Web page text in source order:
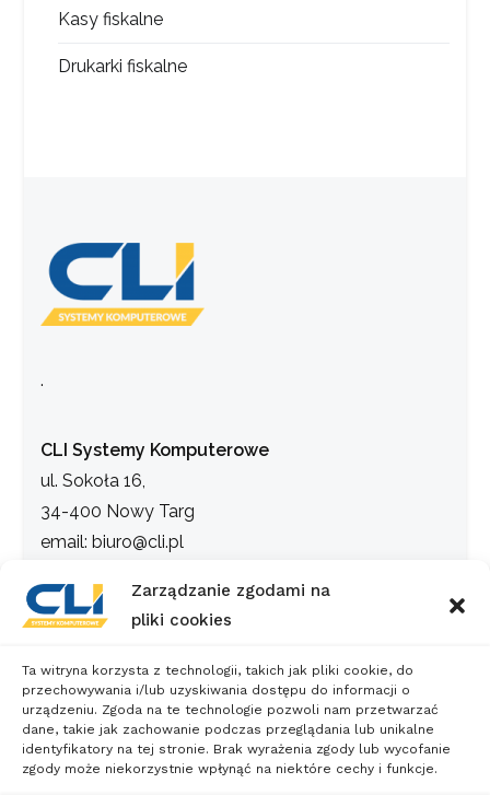
Zarządzanie zgodami na
pliki cookies
Ta witryna korzysta z technologii, takich jak pliki cookie, do
przechowywania i/lub uzyskiwania dostępu do informacji o
urządzeniu. Zgoda na te technologie pozwoli nam przetwarzać
dane, takie jak zachowanie podczas przeglądania lub unikalne
identyfikatory na tej stronie. Brak wyrażenia zgody lub wycofanie
zgody może niekorzystnie wpłynąć na niektóre cechy i funkcje.
Kasy fiskalne
Drukarki fiskalne
.
CLI Systemy Komputerowe
ul. Sokoła 16,
34-400 Nowy Targ
email: biuro@cli.pl
Regulamin sklepu
Polityka prywatności